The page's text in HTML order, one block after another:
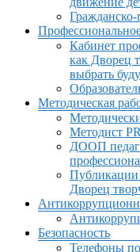
Гражданско-
Кабинет
как Дворец
выбрать
Методическая
Методист
ДООП
Дворец
Безопасность
Телефоны